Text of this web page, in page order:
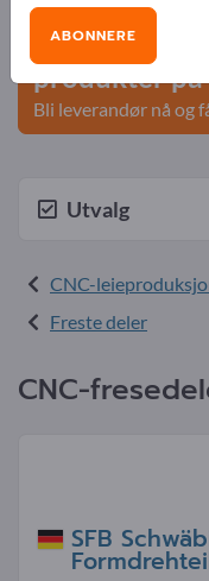
Publiser din
produkter på
Bli leverandør nå og
Utvalg
CNC-
Freste deler
CNC-
SFB
ABONNERE